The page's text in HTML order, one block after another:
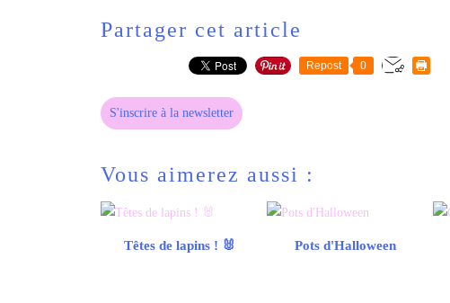
Partager cet article
Repost 0
S'inscrire à la newsletter
Vous aimerez aussi :
Têtes de lapins ! 🐰 Pots d'Halloween